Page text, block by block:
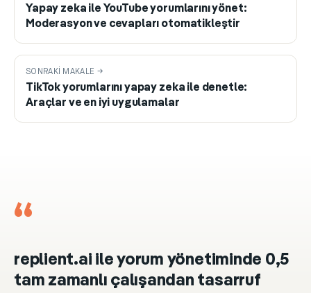
Yapay zeka ile YouTube yorumlarını yönet:
Moderasyon ve cevapları otomatikleştir
SONRAKI MAKALE →
TikTok yorumlarını yapay zeka ile denetle:
Araçlar ve en iyi uygulamalar
“
replient.ai ile yorum yönetiminde 0,5
tam zamanlı çalışandan tasarruf